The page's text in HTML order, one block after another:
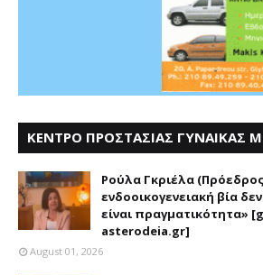
ΚΕΝΤΡΟ ΠΡΟΣΤΑΣΙΑΣ ΓΥΝΑΙΚΑΣ
Ρούλα Γκριέλα
ενδοοικογενειακή βία
είναι πραγματικότητα»
asterodeia.gr]
August 01, 2026